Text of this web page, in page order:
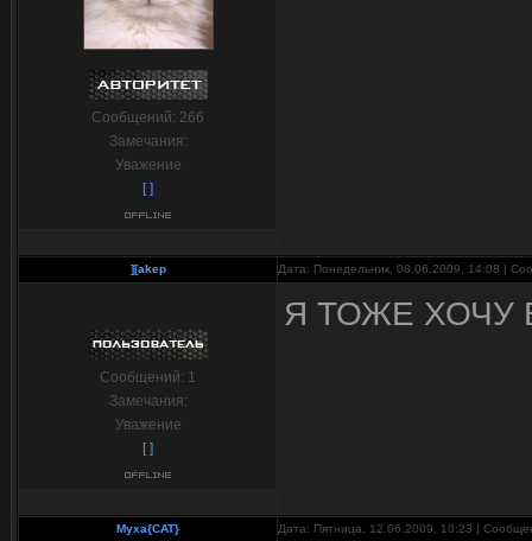
Сообщений: 266
Замечания:
Уважение
[ ]
][akep Дата: Понедельник, 08.06.2009, 14:08 |
Сообщений: 1
Замечания:
Уважение
[ ]
Я ТОЖЕ ХОЧУ
Myxa{CAT} Дата: Пятница, 12.06.2009, 10:23 |